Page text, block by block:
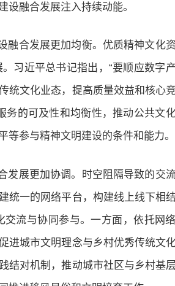
融合发展注入持续动能。
融合发展更加均衡。优质精神文化
习近平总书记指出，“要顺应数字
统文化业态，提高质量效益和核心
务的可及性和均衡性，推动公共文
参与精神文明建设的条件和能力。
发展更加协调。时空阻隔导致的交
统一的网络平台，构建线上线下相
流与协同参与。一方面，依托网
进城市文明理念与乡村优秀传统文
结对机制，推动城市社区与乡村基